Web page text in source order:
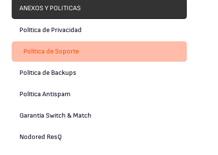
ANEXOS Y POLITICAS
Política de Privacidad
Política de Soporte
Política de Backups
Política Antispam
Garantía Switch & Match
Nodored ResQ